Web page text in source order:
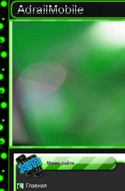
Меню сайта
Главная